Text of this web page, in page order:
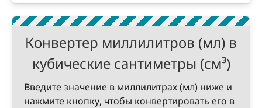
Конвертер миллилитров (мл) в
кубические сантиметры (см³)
Введите значение в миллилитрах (мл) ниже и
нажмите кнопку, чтобы конвертировать его в